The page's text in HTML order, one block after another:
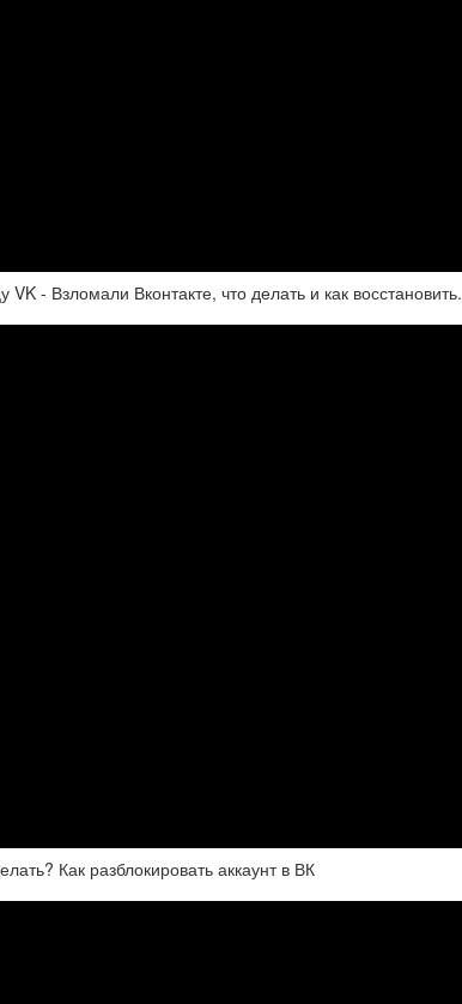
- Взломали Вконтакте, что делать и как восстановить.
Как разблокировать аккаунт в ВК